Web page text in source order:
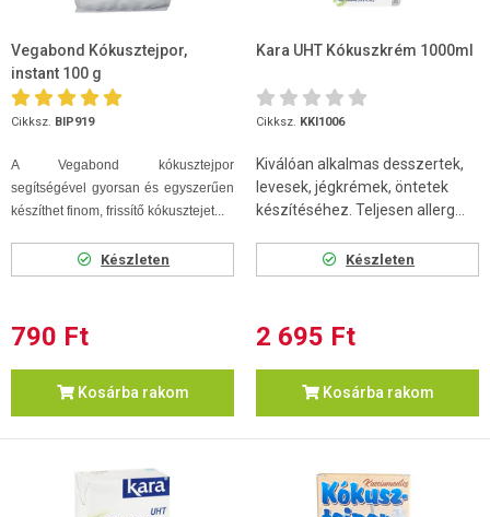
Vegabond Kókusztejpor,
instant 100 g
Cikksz. BIP919
A Vegabond kókusztejpor
segítségével gyorsan és egyszerűen
készíthet finom, frissítő kókusztejet...
Készleten
790 Ft
Kosárba rakom
Kara UHT Kókuszkrém 1000ml
Cikksz. KKI1006
Kiválóan alkalmas desszertek,
levesek, jégkrémek, öntetek
készítéséhez. Teljesen allerg...
Készleten
2 695 Ft
Kosárba rakom